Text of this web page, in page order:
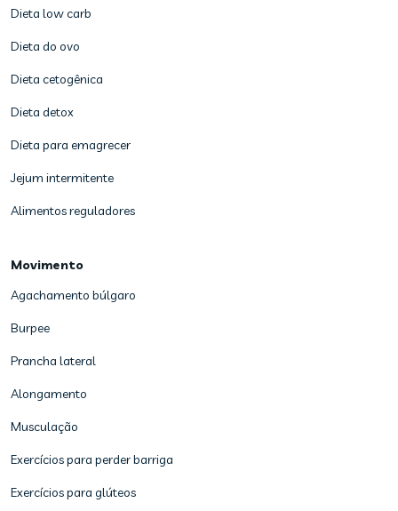
Dieta low carb
Dieta do ovo
Dieta cetogênica
Dieta detox
Dieta para emagrecer
Jejum intermitente
Alimentos reguladores
Movimento
Agachamento búlgaro
Burpee
Prancha lateral
Alongamento
Musculação
Exercícios para perder barriga
Exercícios para glúteos